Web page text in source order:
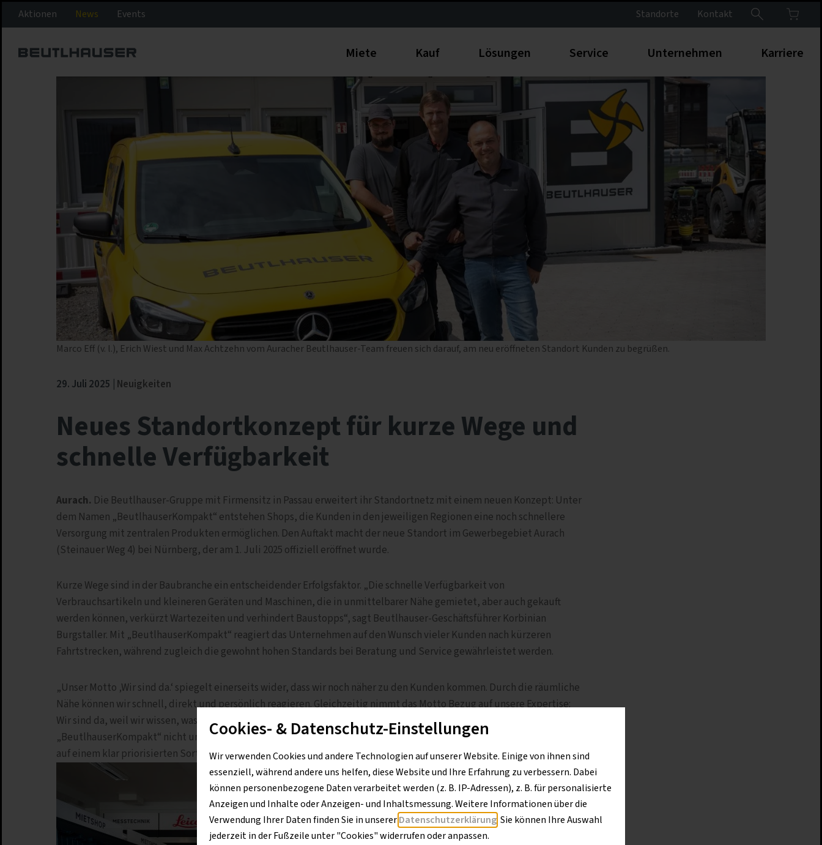
Aktionen News Events Standorte Kontakt
Miete Kauf Lösungen Service Unternehmen Karriere
Marco Eff (v. l.), Erich Wiest und Max Achtzehn vom Auracher Beutlhauser-Team freuen sich darauf, am neu eröffneten Standort Kunden zu begrüßen.
29. Juli 2025 Neuigkeiten
Neues Standortkonzept für kurze Wege und
schnelle Verfügbarkeit
Aurach. Die Beutlhauser-Gruppe mit Firmensitz in Passau erweitert ihr Standortnetz mit einem neuen Konzept: Unter
dem Namen „BeutlhauserKompakt“ entstehen Shops, die Kunden in den jeweiligen Regionen eine noch schnellere
Versorgung mit zentralen Produkten ermöglichen. Den Auftakt macht der neue Standort im Gewerbegebiet Aurach
(Steinauer Weg 4) bei Nürnberg, der am 1. Juli 2025 offiziell eröffnet wurde.
Kurze Wege sind in der Baubranche ein entscheidender Erfolgsfaktor. „Die schnelle Verfügbarkeit von
Verbrauchsartikeln und kleineren Geräten und Maschinen, die in unmittelbarer Nähe gemietet, aber auch gekauft
werden können, verkürzt Wartezeiten und verhindert Baustopps“, sagt Beutlhauser-Geschäftsführer Korbinian
Burgstaller. Mit „BeutlhauserKompakt“ reagiert das Unternehmen auf den Wunsch vieler Kunden nach kürzeren
Fahrtstrecken, während zugleich die gewohnt hohen Standards bei Beratung und Service gewährleistet werden.
„Unser Motto ‚Wir sind da.‘ spiegelt einerseits wider, dass wir noch näher zu den Kunden kommen. Durch die räumliche
Nähe können wir schnell, direkt und persönlich reagieren. Gleichzeitig nimmt das Motto Bezug auf unsere Expertise:
Wir sind da, weil wir wissen, was Kunden bewegt und was sie brauchen.“ Korbinian Burgstaller führt aus, dass es sich bei
„BeutlhauserKompakt“ nicht um klassische Niederlassungen oder Baugeräte-Shops handelt. Vielmehr liegt der Fokus
auf einem klar priorisierten Sortiment mit hoher Verfügbarkeit.
Cookies- & Datenschutz-Einstellungen
Wir verwenden Cookies und andere Technologien auf unserer Website. Einige von ihnen sind
essenziell, während andere uns helfen, diese Website und Ihre Erfahrung zu verbessern. Dabei
können personenbezogene Daten verarbeitet werden (z. B. IP-Adressen), z. B. für personalisierte
Anzeigen und Inhalte oder Anzeigen- und Inhaltsmessung. Weitere Informationen über die
Verwendung Ihrer Daten finden Sie in unsererDatenschutzerklärung . Sie können Ihre Auswahl
jederzeit in der Fußzeile unter "Cookies" widerrufen oder anpassen.